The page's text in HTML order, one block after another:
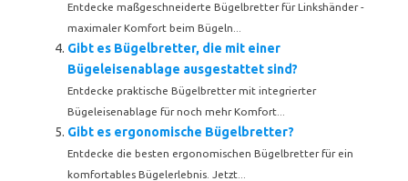
Entdecke maßgeschneiderte Bügelbretter für Linkshänder -
maximaler Komfort beim Bügeln...
Gibt es Bügelbretter, die mit einer
Bügeleisenablage ausgestattet sind?
Entdecke praktische Bügelbretter mit integrierter
Bügeleisenablage für noch mehr Komfort...
Gibt es ergonomische Bügelbretter?
Entdecke die besten ergonomischen Bügelbretter für ein
komfortables Bügelerlebnis. Jetzt...